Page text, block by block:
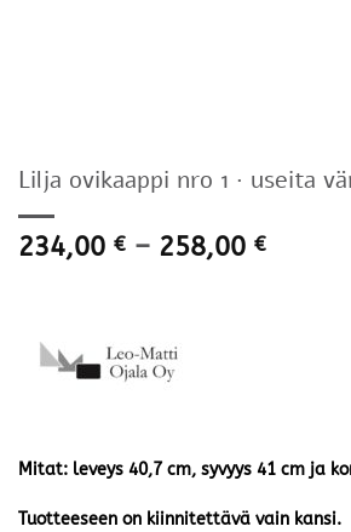
Lilja ovikaappi nro 1 · useita
234,00 € – 258,00 €
Mitat: leveys 40,7 cm, syvyys 41 cm ja
Tuotteeseen on kiinnitettävä vain kansi.